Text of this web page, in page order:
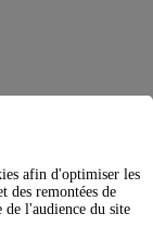
des appareils
les
afin d'optimiser les
des remontées de
de l'audience du site